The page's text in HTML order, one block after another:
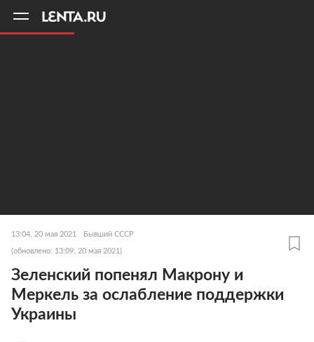
13:04, 20 мая 2021 Бывший СССР
(обновлено: 13:09, 20 мая 2021)
Зеленский попенял Макрону и
Меркель за ослабление поддержки
Украины